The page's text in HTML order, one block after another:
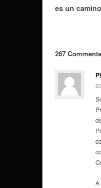
es un
267 Comments
A